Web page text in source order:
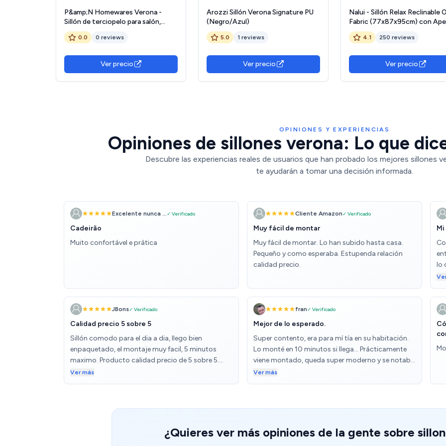
P&amp;N Homewares Verona -
Sillón de terciopelo para salón,
dormitorio o oficina
0.0 0 reviews
Ver precio
Arozzi Sillón Verona Signature PU
(Negro/Azul)
5.0 1 reviews
Ver precio
Nalui - Sillón Relax Reclinable
Fabric (77x87x95cm) con
Push Manual y Estructura
Reforzada. Sillón para el Salón
160º Gris Marengo
4.1 250 reviews
Ver precio
OPINIONES Y EXPERIENCIAS
Opiniones de sillones verona: Lo que
Descubre las experiencias reales de usuarios que han probado los mejores sillones
te ayudarán a tomar una decisión informada.
Excelente nunca ...✓ Verificado
Cadeirão
Muito confortável e prática
Cliente Amazon✓ Verificado
Muy fácil de montar
Muy fácil de montar. Lo han subido hasta casa.
Pequeño y como esperaba. Estupenda relación
calidad precio.
lo
JBons✓ Verificado
Calidad precio 5 sobre 5
Sillón comodo para el dia a dia, llego bien
enpaquetado, el montaje muy facil, 5 minutos
maximo. Producto calidad precio de 5 sobre 5.
Quizas para gente alta ( de mas de 1,80) un poco
corto.
Ver más
fran✓ Verificado
Mejor de lo esperado.
Super contento, era para mí tía en su habitación.
Lo monté en 10 minutos si llega... Prácticamente
viene montado, queda super moderno y se notaba
cómodo. Por ese precio y que te lo envíen a casa
no se puede pedir más.. encima reclinable que al
Ver más
¿Quieres ver más opiniones de la gente sobre